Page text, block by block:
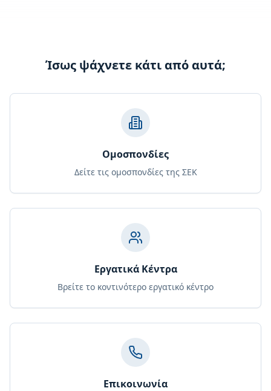
Ίσως ψάχνετε κάτι από αυτά;
Ομοσπονδίες
Δείτε τις ομοσπονδίες της ΣΕΚ
Εργατικά Κέντρα
Βρείτε το κοντινότερο εργατικό κέντρο
Επικοινωνία